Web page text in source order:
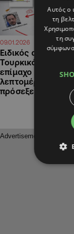
09.01.2026
Ειδικός
Τουρκικό
επίμαχο βίντεο; Η
λεπτομέρεια που
πρόσεξε κανείς
Αυτός ο
τη
τη
σύμφωνα